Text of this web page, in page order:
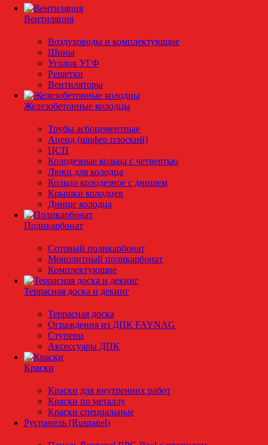
Вентиляция
Воздуховоды и комплектующие
Шины
Уголок УГФ
Решeтки
Вентиляторы
Железобетонные колодцы
Трубы асбоцементные
Ацеид (шифер плоский)
ЦСП
Колодезные кольца с четвертью
Люки для колодца
Кольцо колодезное с днищем
Крышки колодцев
Днище колодца
Поликарбонат
Сотовый поликарбонат
Монолитный поликарбонат
Комплектующие
Террасная доска и декинг
Террасная доска
Ограждения из ДПК FAYNAG
Ступени
Аксессуары ДПК
Краски
Краски для внутренних работ
Краски по металлу
Краски специальные
Руспанель (Ruspanel)